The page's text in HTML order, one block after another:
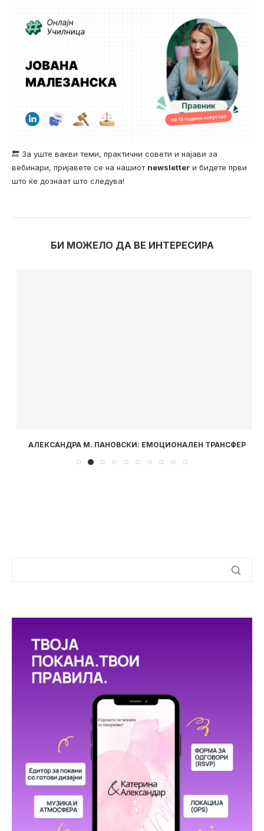
🔚 За уште вакви теми, практични совети и најави за
вебинари, пријавете се на нашиот newsletter и бидете први
што ќе дознаат што следува!
БИ МОЖЕЛО ДА ВЕ ИНТЕРЕСИРА
АЛЕКСАНДРА М. ПАНОВСКИ: ЕМОЦИОНАЛЕН ТРАНСФЕР